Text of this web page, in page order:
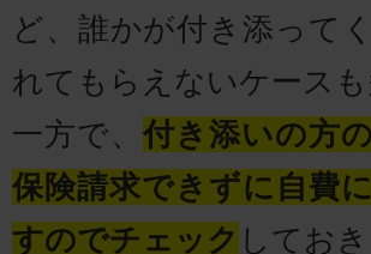
ど、誰かが付き添って
れてもらえないケースも
一方で、 付き添いの方
保険請求できずに自費
すのでチェック してお